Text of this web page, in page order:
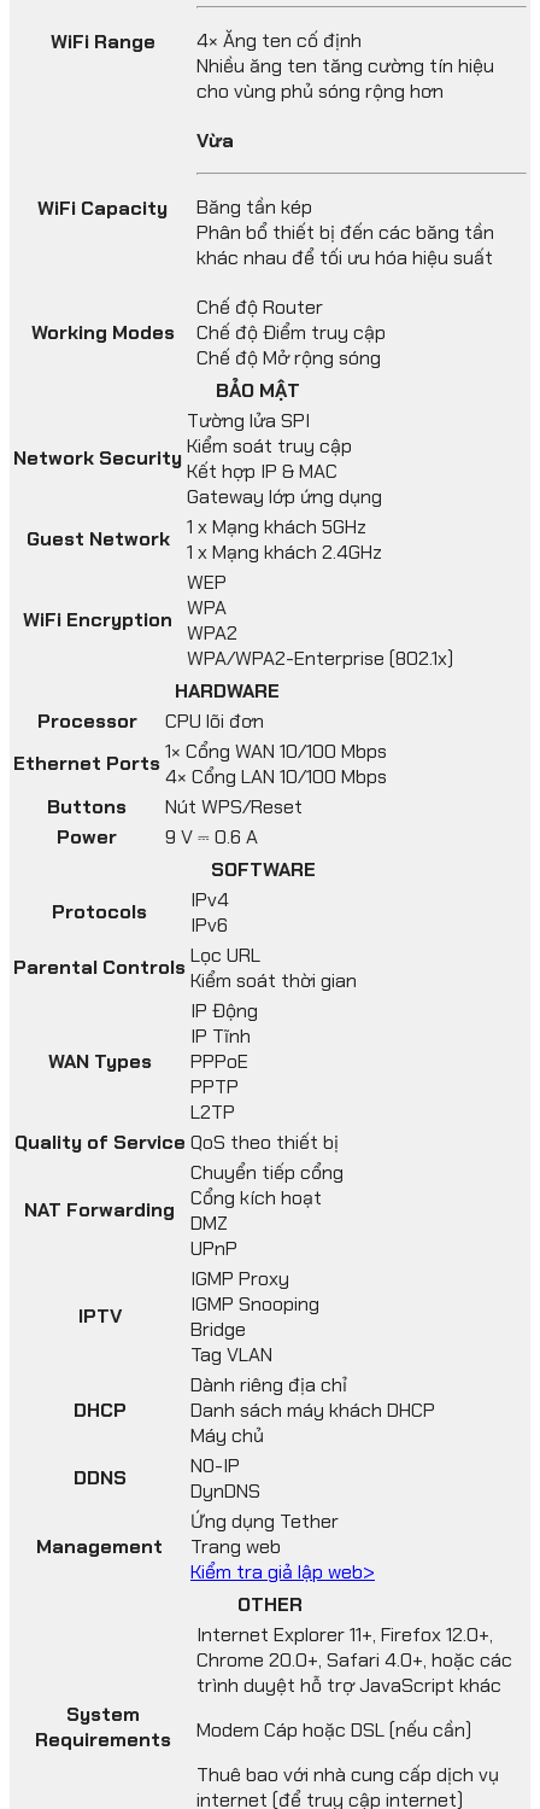
WiFi Range
4× Ăng ten cố định
Nhiều ăng ten tăng cường tín hiệu
cho vùng phủ sóng rộng hơn
WiFi Capacity
Vừa
Băng tần kép
Phân bổ thiết bị đến các băng tần
khác nhau để tối ưu hóa hiệu suất
Working Modes
Chế độ Router
Chế độ Điểm truy cập
Chế độ Mở rộng sóng
BẢO MẬT
Network Security
Tường lửa SPI
Kiểm soát truy cập
Kết hợp IP & MAC
Gateway lớp ứng dụng
Guest Network
1 x Mạng khách 5GHz
1 x Mạng khách 2.4GHz
WiFi Encryption
WEP
WPA
WPA2
WPA/WPA2-Enterprise (802.1x)
HARDWARE
Processor
CPU lõi đơn
Ethernet Ports1× Cổng WAN 10/100 Mbps
4× Cổng LAN 10/100 Mbps
Buttons
Nút WPS/Reset
Power
9 V ⎓ 0.6 A
SOFTWARE
Protocols
IPv4
IPv6
Parental ControlsLọc URL
Kiểm soát thời gian
WAN Types
IP Động
IP Tĩnh
PPPoE
PPTP
L2TP
Quality of Service QoS theo thiết bị
NAT Forwarding
Chuyển tiếp cổng
Cổng kích hoạt
DMZ
UPnP
IPTV
IGMP Proxy
IGMP Snooping
Bridge
Tag VLAN
DHCP
Dành riêng địa chỉ
Danh sách máy khách DHCP
Máy chủ
DDNS
NO-IP
DynDNS
Management
Ứng dụng Tether
Trang web
Kiểm tra giả lập web>
OTHER
System
Requirements
Internet Explorer 11+, Firefox 12.0+,
Chrome 20.0+, Safari 4.0+, hoặc các
trình duyệt hỗ trợ JavaScript khác
Modem Cáp hoặc DSL (nếu cần)
Thuê bao với nhà cung cấp dịch vụ
internet (để truy cập internet)